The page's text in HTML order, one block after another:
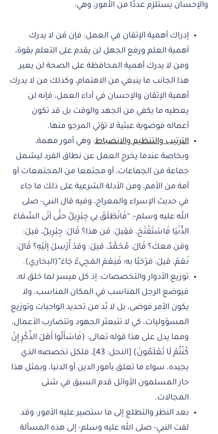
والإحسان يستلزم عددًا من الأمور، وهي:
إدراك أهمية الإتقان في العمل: فإن مَن لا يدرك
أهمية العلم ورفع الجهل لن يقدم على التعلم بقوة،
ومن لا يدرك أهمية المحافظة على الصحة لن يعير
هذا الجانب ما ينبغي من الاهتمام، وكذلك من لا يدرك
أهمية الإتقان والإحسان في أداء العمل، فإنه لن
يعطيه ما يكفي من الجهد والوقت بل قد تكون
أعماله فوضوية عبثية لا تؤتي المرجو منها.
الترتيب والتنظيم والانضباط: وهي أمور مهمة،
وبخاصة عندما يخرج العمل عن نطاق الفرد ليشمل
جماعة من الجماعات، أو مجتمعا من المجتمعات أو
أمة من الأمم، ومن الأدلة الشرعية على ذلك ما جاء
في حديث الإسراء والمعراج، وفيه قال النبي- صلى
الله عليه وسلم-: “فَانْطَلَقَ بي جِبْرِيلُ حتَّى أتَى السَّمَاءَ
الدُّنْيَا فَاسْتَفْتَحَ، فقِيلَ: مَن هذا؟ قَالَ: جِبْرِيلُ، قيلَ:
ومَن معكَ؟ قَالَ: مُحَمَّدٌ، قيلَ: وقدْ أُرْسِلَ إلَيْهِ؟ قَالَ:
نَعَمْ، قيلَ: مَرْحَبًا به؛ فَنِعْمَ المَجِيءُ جَاءَ”(البخاري).
توزيع الأدوار والتخصصات: إذ كل ميسر لما خلق له،
فيوضع الرجل المناسب في المكان المناسب، ولا
يكون الأمر فوضى، بل لا بُد من تحديد الواجبات وتوزيع
المسؤوليات، كي لا تتبعثر الجهود وتتضارب الأعمال،
ومما يدل على هذا قوله تعالى: (فَاسْأَلُوا أَهْلَ الذِّكْرِ إِنْ
كُنْتُمْ لَا تَعْلَمُونَ) [النحل: 43]، فلكل تخصصه الذي
يجيده، سواء ما تعلق بأمور الدين أو الدنيا، وبمثل هذا
حاز المسلمون الأوائل قدم السبق في شتى
المجالات.
بعد النظر والتطلع إلى ما ستصير عليه الأمور: وقد
لفت النبي- صلى الله عليه وسلم- إلى هذه المسألة